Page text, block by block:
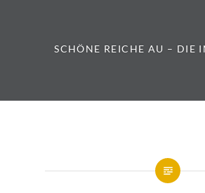
SCHÖNE REICHE AU – DIE